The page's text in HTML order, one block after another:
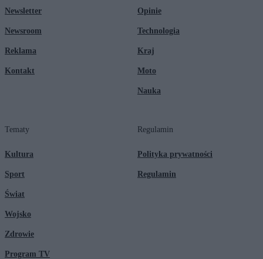
Newsletter
Newsroom
Reklama
Kontakt
Opinie
Technologia
Kraj
Moto
Nauka
Tematy
Kultura
Sport
Świat
Wojsko
Zdrowie
Program TV
Regulamin
Polityka prywatności
Regulamin